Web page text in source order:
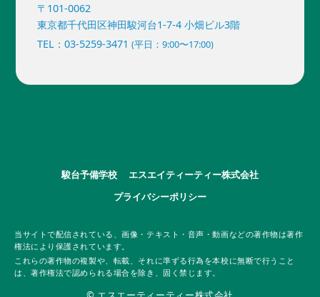
〒101-0062
東京都千代田区神田駿河台1-7-4 小畑ビル3階
TEL：03-5259-3471(平日：9:00〜17:00)
駿台予備学校
エスエイティーティー株式会社
プライバシーポリシー
当サイトで配信されている、画像・テキスト・音声・動画などの著作物は著作
権法により保護されています。
これらの著作物の複製や、転載、それに準ずる行為を本校に無断で行うこと
は、著作権法で認められる場合を除き、固く禁じます。